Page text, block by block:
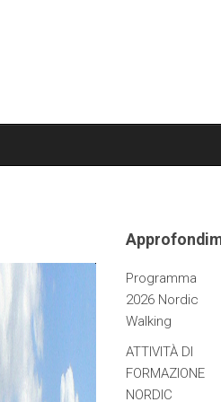
Programma
2026 Nordic
Walking
ATTIVITÀ DI
FORMAZIONE
NORDIC